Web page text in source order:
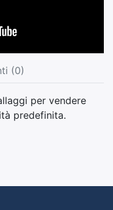
(0)
per vendere
predefinita.